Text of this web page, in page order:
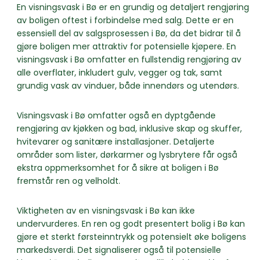
En visningsvask i Bø er en grundig og detaljert rengjøring
av boligen oftest i forbindelse med salg. Dette er en
essensiell del av salgsprosessen i Bø, da det bidrar til å
gjøre boligen mer attraktiv for potensielle kjøpere. En
visningsvask i Bø omfatter en fullstendig rengjøring av
alle overflater, inkludert gulv, vegger og tak, samt
grundig vask av vinduer, både innendørs og utendørs.
Visningsvask i Bø omfatter også en dyptgående
rengjøring av kjøkken og bad, inklusive skap og skuffer,
hvitevarer og sanitære installasjoner. Detaljerte
områder som lister, dørkarmer og lysbrytere får også
ekstra oppmerksomhet for å sikre at boligen i Bø
fremstår ren og velholdt.
Viktigheten av en visningsvask i Bø kan ikke
undervurderes. En ren og godt presentert bolig i Bø kan
gjøre et sterkt førsteinntrykk og potensielt øke boligens
markedsverdi. Det signaliserer også til potensielle